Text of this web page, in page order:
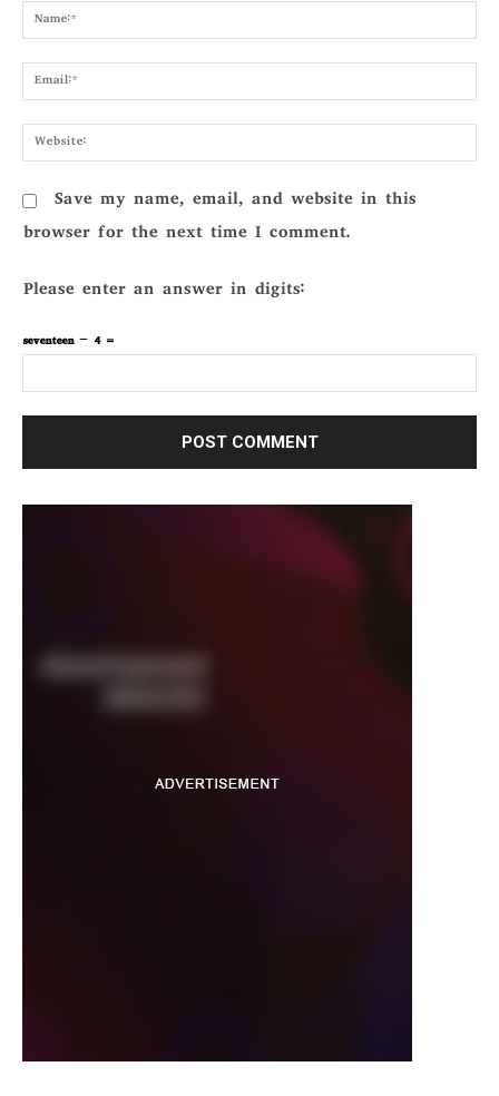
Save my name, email, and website in this
browser for the next time I comment.
Please enter an answer in digits:
seventeen − 4 =